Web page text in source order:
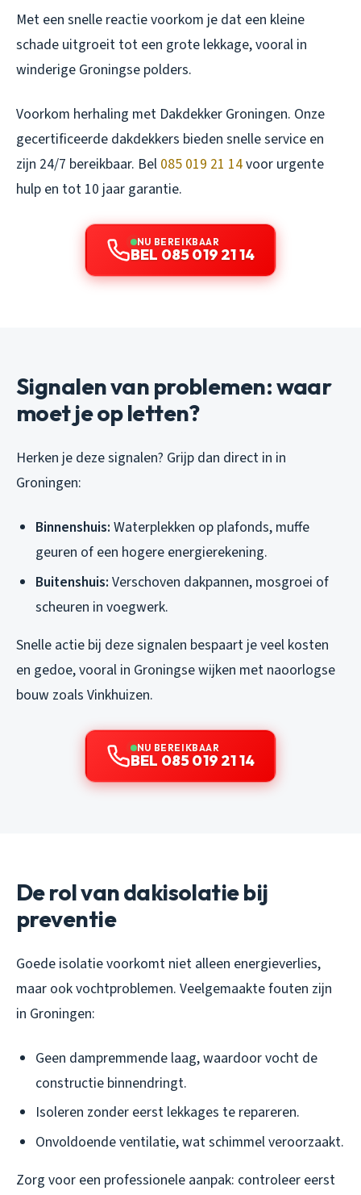
Met een snelle reactie voorkom je dat een kleine
schade uitgroeit tot een grote lekkage, vooral in
winderige Groningse polders.
Voorkom herhaling met Dakdekker Groningen. Onze
gecertificeerde dakdekkers bieden snelle service en
zijn 24/7 bereikbaar. Bel 085 019 21 14voor urgente
hulp en tot 10 jaar garantie.
NU BEREIKBAAR
BEL 085 019 21 14
Signalen van problemen: waar
moet je op letten?
Herken je deze signalen? Grijp dan direct in in
Groningen:
Binnenshuis: Waterplekken op plafonds, muffe
geuren of een hogere energierekening.
Buitenshuis: Verschoven dakpannen, mosgroei of
scheuren in voegwerk.
Snelle actie bij deze signalen bespaart je veel kosten
en gedoe, vooral in Groningse wijken met naoorlogse
bouw zoals Vinkhuizen.
NU BEREIKBAAR
BEL 085 019 21 14
De rol van dakisolatie bij
preventie
Goede isolatie voorkomt niet alleen energieverlies,
maar ook vochtproblemen. Veelgemaakte fouten zijn
in Groningen:
Geen dampremmende laag, waardoor vocht de
constructie binnendringt.
Isoleren zonder eerst lekkages te repareren.
Onvoldoende ventilatie, wat schimmel veroorzaakt.
Zorg voor een professionele aanpak: controleer eerst